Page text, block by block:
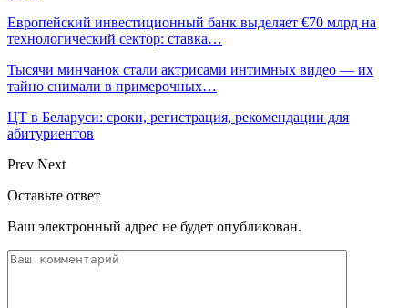
Европейский инвестиционный банк выделяет €70 млрд на
технологический сектор: ставка…
Тысячи минчанок стали актрисами интимных видео — их
тайно снимали в примерочных…
ЦТ в Беларуси: сроки, регистрация, рекомендации для
абитуриентов
Prev Next
Оставьте ответ
Ваш электронный адрес не будет опубликован.